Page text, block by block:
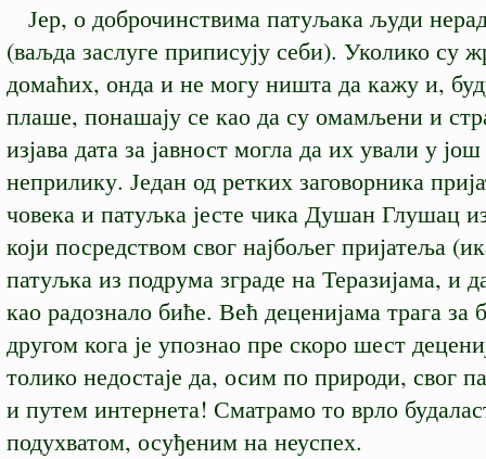
Јер, о доброчинствима патуљака људи
(ваљда заслуге приписују себи). Уколико су
домаћих, онда и не могу ништа да кажу и,
плаше, понашају се као да су омамљени и
изјава дата за јавност могла да их ували у
неприлику. Један од ретких заговорника
човека и патуљка јесте чика Душан Глушац
који посредством свог најбољег пријатеља
патуљка из подрума зграде на Теразијама, и
као радознало биће. Већ деценијама трага за
другом кога је упознао пре скоро шест
толико недостаје да, осим по природи, свог
и путем интернета! Сматрамо то врло
подухватом, осуђеним на неуспех.